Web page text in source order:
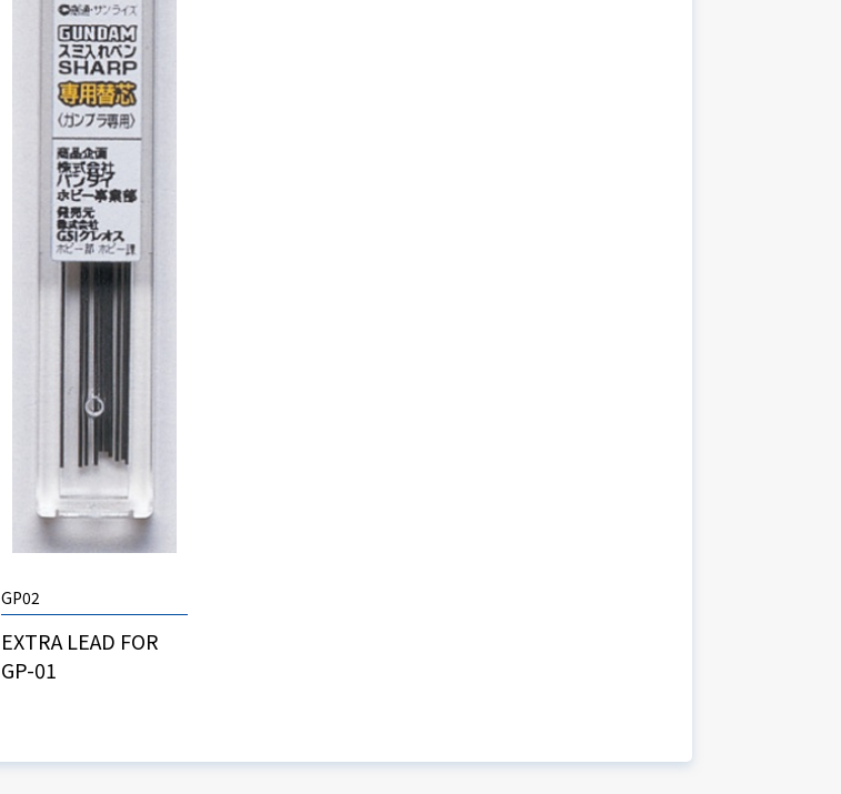
GP02
EXTRA LEAD FOR
GP-01